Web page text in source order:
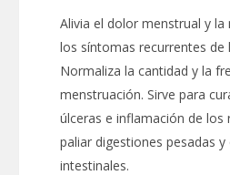
Alivia el dolor menstrual y
los síntomas recurrentes de
Normaliza la cantidad y la
menstruación. Sirve para
úlceras e inflamación de los
paliar digestiones pesadas
intestinales.